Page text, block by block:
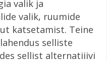
valik ja
valik, ruumide
katsetamist. Teine
selliste
sellist alternatiiivi